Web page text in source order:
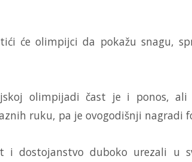
će olimpijci da pokažu snagu,
olimpijadi čast je i ponos,
ruku, pa je ovogodišnji nagradi
i dostojanstvo duboko urezali u